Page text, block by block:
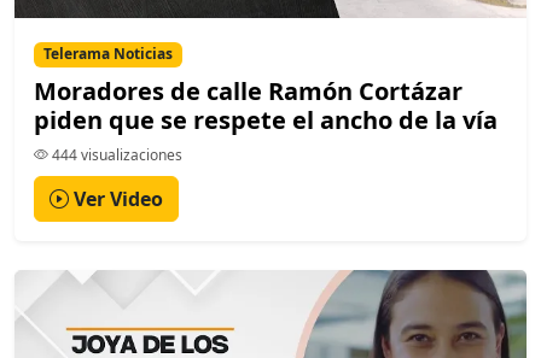
Telerama Noticias
Moradores de calle Ramón Cortázar
piden que se respete el ancho de la vía
444 visualizaciones
Ver Video